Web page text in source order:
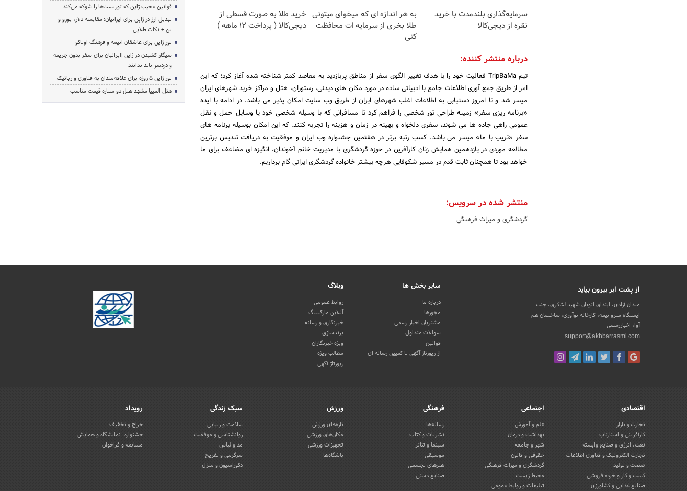
سرمایه‌گذاری بلندمدت با خرید
نقره از دیجی‌کالا
به هر اندازه ای که میخوای میتونی
طلا بخری از سرمایه ات محافظت
کنی
خرید طلا به صورت قسطی از
دیجی‌کالا ( پرداخت 12 ماهه )
درباره منتشر کننده:
تیم TripBaMa فعالیت خود را با هدف تغییر الگوی سفر از مناطق پربازدید به مقاصد کمتر شناخته شده آغاز کرد؛ که این
امر از طریق جمع آوری اطلاعات جامع با ادبیاتی ساده در مورد مکان های دیدنی، رستوران، هتل و مراکز خرید شهرهای ایران
میسر شد و تا امروز دستیابی به اطلاعات اغلب شهرهای ایران از طریق وب سایت امکان پذیر می باشد. در ادامه با ایده
«برنامه ریزی سفر» زمینه طراحی تور شخصی را فراهم کرد تا مسافرانی که با وسیله شخصی خود یا وسایل حمل و نقل
عمومی راهی جاده ها می شوند، سفری دلخواه و بهینه در زمان و هزینه را تجربه کنند. که این امکان بوسیله برنامه های
سفر «تریپ با ما» میسر می باشد. کسب رتبه برتر در هفتمین جشنواره وب ایران و موفقیت به دریافت تندیس برترین
مطالعه موردی در یازدهمین همایش زنان کارآفرین در حوزه گردشگری با مدیریت خانم آخوندان، انگیزه ای مضاعف برای ما
خواهد بود تا همچنان ثابت قدم در مسیر شکوفایی هرچه بیشتر خانواده گردشگری ایرانی گام برداریم.
منتشر شده در سرویس:
گردشگری و میراث فرهنگی
قوانین عجیب ژاپن که توریست‌ها را شوکه می‌کند
تبدیل ارز در ژاپن برای ایرانیان: مقایسه دلار، یورو و
ین + نکات طلایی
تور ژاپن برای عاشقان انیمه و فرهنگ اوتاکو
سیگار کشیدن در ژاپن |ایرانیان برای سفر بدون جریمه
و دردسر باید بدانند
تور ژاپن ۵ روزه برای علاقه‌مندان به فناوری و رباتیک
هتل المپیا مشهد هتل دو ستاره قیمت مناسب
از پشت ابر بیرون بیاید
میدان آزادی، ابتدای اتوبان شهید لشکری، جنب
ایستگاه مترو بیمه، کارخانه نوآوری، ساختمان هم
آوا، اخباررسمی
support@akhbarrasmi.com
سایر بخش ها
درباره ما
مجوزها
مشتریان اخبار رسمی
سوالات متداول
قوانین
از رپورتاژ آگهی تا کمپین رسانه ای
وبلاگ
روابط عمومی
آنلاین مارکتینگ
خبرنگاری و رسانه
برندسازی
ویژه خبرنگاران
مطالب ویژه
رپورتاژ آگهی
اقتصادی
تجارت و بازار
کارآفرینی و استارتاپ
نفت، انرژی و صنایع وابسته
تجارت الکترونیک و فناوری اطلاعات
صنعت و تولید
کسب و کار و خرده فروشی
صنایع غذایی و کشاورزی
اجتماعی
علم و آموزش
بهداشت و درمان
شهر و جامعه
حقوقی و قانون
گردشگری و میراث فرهنگی
محیط زیست
تبلیغات و روابط عمومی
فرهنگی
رسانه‌ها
نشریات و کتاب
سینما و تئاتر
موسیقی
هنرهای تجسمی
صنایع دستی
ورزش
تازه‌های ورزش
مکان‌های ورزشی
تجهیزات ورزشی
باشگاه‌ها
سبک زندگی
سلامت و زیبایی
روانشناسی و موفقیت
مد و لباس
سرگرمی و تفریح
دکوراسیون و منزل
رویداد
حراج و تخفیف
جشنواره، نمایشگاه و همایش
مسابقه و فراخوان